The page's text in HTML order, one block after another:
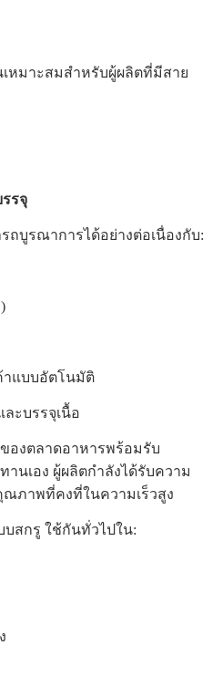
หมาะสมสําหรับผู้ผลิตที่มีสาย
รจุ
ถบูรณาการได้อย่างต่อเนื่องกับ:
าแบบอัตโนมัติ
ะบรรจุเนื้อ
ของตลาดอาหารพร้อมรับ
นเอง ผู้ผลิตกําลังได้รับความ
ภาพที่คงที่ในความเร็วสูง
สกรู ใช้กันทั่วไปใน: